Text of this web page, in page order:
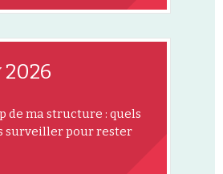
2026
de ma structure : quels
surveiller pour rester